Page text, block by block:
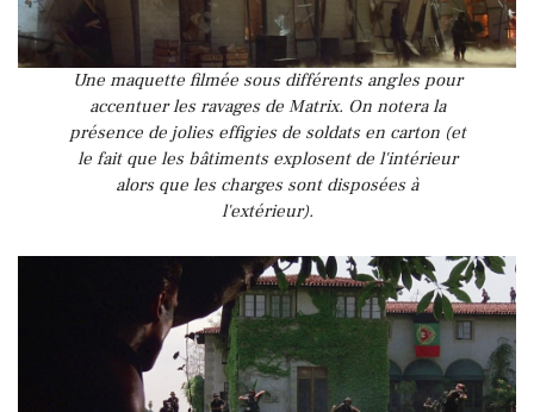
Une maquette filmée sous différents angles pour
accentuer les ravages de Matrix. On notera la
présence de jolies effigies de soldats en carton (et
le fait que les bâtiments explosent de l'intérieur
alors que les charges sont disposées à
l'extérieur).